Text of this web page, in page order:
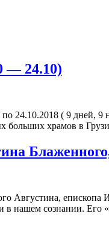
— 24.10)
24.10.2018 ( 9 дней,
больших храмов в
Августина,
нашем сознании. Его